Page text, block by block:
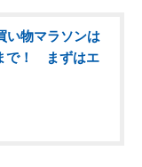
い物マラソンは
で！ まずはエ